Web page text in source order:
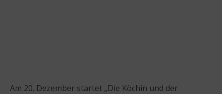
Am 20. Dezember startet „Die Köchin und der